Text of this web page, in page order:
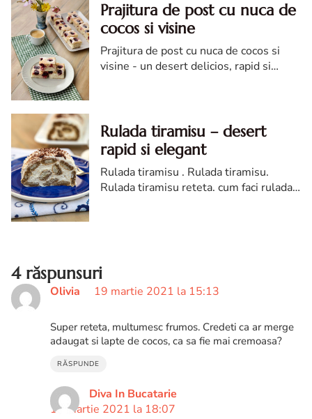
Prajitura de post cu nuca de
cocos si visine
Prajitura de post cu nuca de cocos si
visine - un desert delicios, rapid si
Rulada tiramisu – desert
rapid si elegant
Rulada tiramisu . Rulada tiramisu.
Rulada tiramisu reteta. cum faci rulada
4 răspunsuri
Olivia 19 martie 2021 la 15:13
Super reteta, multumesc frumos. Credeti ca ar merge
adaugat si lapte de cocos, ca sa fie mai cremoasa?
RĂSPUNDE
Diva In Bucatarie
19 martie 2021 la 18:07